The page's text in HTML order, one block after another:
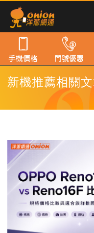
新機推薦相關
手機價格 門號優惠